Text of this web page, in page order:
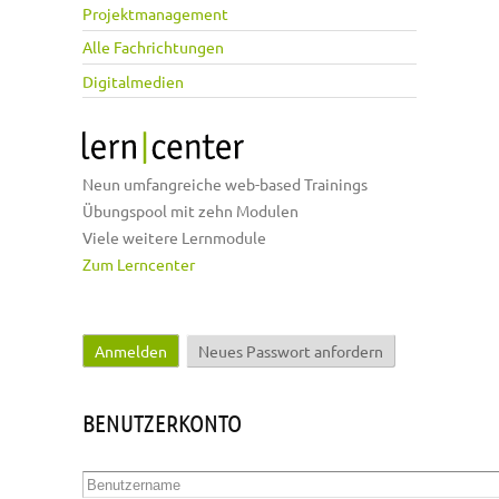
Projektmanagement
Alle Fachrichtungen
Digitalmedien
Neun umfangreiche web-based Trainings
Übungspool mit zehn Modulen
Viele weitere Lernmodule
Zum Lerncenter
Haupt-Reiter
Anmelden (aktiver Reiter)
Neues Passwort anfordern
BENUTZERKONTO
Benutzername